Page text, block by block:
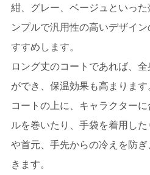
紺、グレー、ベージュといっ
ンプルで汎用性の高いデザイ
すすめします。
ロング丈のコートであれば、
ができ、保温効果も高まります
コートの上に、キャラクター
ルを巻いたり、手袋を着用し
や首元、手先からの冷えを防
きます。